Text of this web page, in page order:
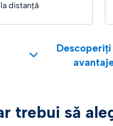
distanță
trebui să